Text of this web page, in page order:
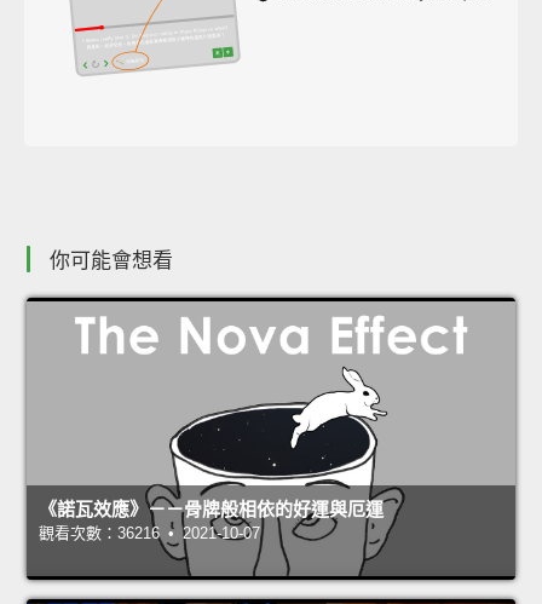
你可能會想看
《諾瓦效應》－－骨牌般相依的好運與厄運
觀看次數：36216 • 2021-10-07